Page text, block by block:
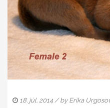
PLÁNUJEME
KRYTIA POD
MÁME NOVÉ
RADY MAJITEĽOM
VÝSTAVY
18. júl. 2014 / by Erika